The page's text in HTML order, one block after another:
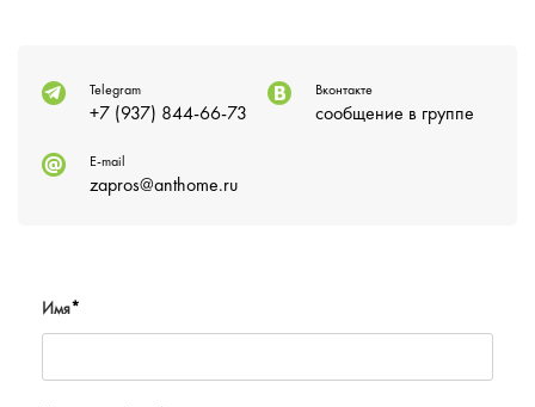
Telegram
+7 (937) 844-66-73
Вконтакте
сообщение в группе
E-mail
zapros@anthome.ru
Имя*